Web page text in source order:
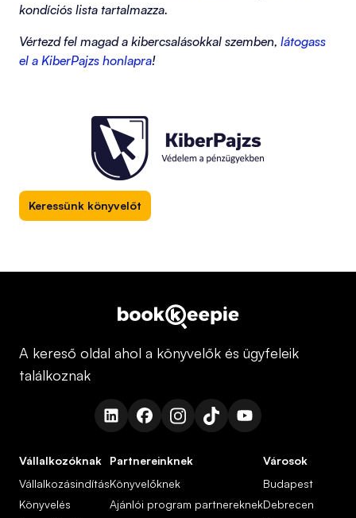
kondíciós lista tartalmazza.
Vértezd fel magad a kibercsalásokkal szemben, látogass
el a KiberPajzs honlapra!
Keressünk könyvelőt
A kereső oldal ahol a könyvelők és ügyfeleik
találkoznak
Vállalkozóknak
Vállalkozásindítás
Könyvelés
Partnereinknek
Könyvelőknek
Ajánlói program partnereknek
Városok
Budapest
Debrecen